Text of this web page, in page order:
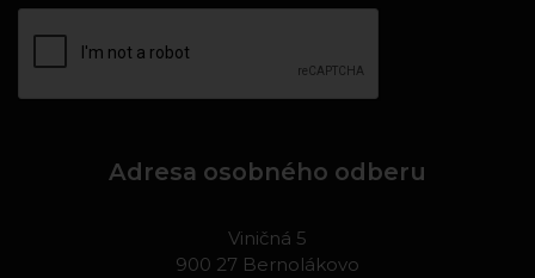
Adresa osobného odberu
Viničná 5
900 27 Bernolákovo